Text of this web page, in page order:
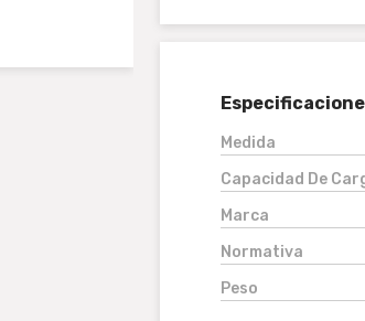
Medida
Capacidad De
Marca
Normativa
Peso